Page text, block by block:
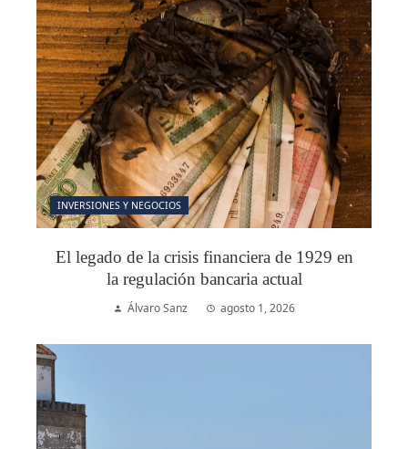
INVERSIONES Y NEGOCIOS
El legado de la crisis financiera de 1929 en
la regulación bancaria actual
Álvaro Sanz agosto 1, 2026